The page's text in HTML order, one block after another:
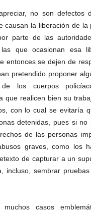
no son defectos
causan la liberación de la
parte de las
que ocasionan esa
entonces se dejen de
pretendido proponer
de los cuerpos
que realicen bien su
con lo cual se evitaría
detenidas, pues si no
de las personas
graves, como los
de capturar a un
incluso, sembrar
casos